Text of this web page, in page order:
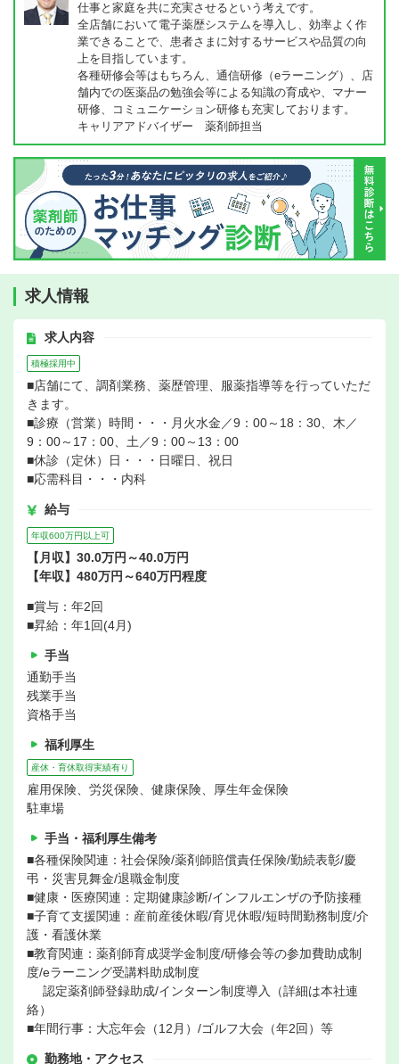
仕事と家庭を共に充実させるという考えです。
全店舗において電子薬歴システムを導入し、効率よく作
業できることで、患者さまに対するサービスや品質の向
上を目指しています。
各種研修会等はもちろん、通信研修（eラーニング）、店
舗内での医薬品の勉強会等による知識の育成や、マナー
研修、コミュニケーション研修も充実しております。
キャリアアドバイザー 薬剤師担当
求人情報
求人内容
積極採用中
■店舗にて、調剤業務、薬歴管理、服薬指導等を行っていただ
きます。
■診療（営業）時間・・・月火水金／9：00～18：30、木／
9：00～17：00、土／9：00～13：00
■休診（定休）日・・・日曜日、祝日
■応需科目・・・内科
給与
年収600万円以上可
【月収】30.0万円～40.0万円
【年収】480万円～640万円程度
■賞与：年2回
■昇給：年1回(4月)
手当
通勤手当
残業手当
資格手当
福利厚生
産休・育休取得実績有り
雇用保険、労災保険、健康保険、厚生年金保険
駐車場
手当・福利厚生備考
■各種保険関連：社会保険/薬剤師賠償責任保険/勤続表彰/慶
弔・災害見舞金/退職金制度
■健康・医療関連：定期健康診断/インフルエンザの予防接種
■子育て支援関連：産前産後休暇/育児休暇/短時間勤務制度/介
護・看護休業
■教育関連：薬剤師育成奨学金制度/研修会等の参加費助成制
度/eラーニング受講料助成制度
認定薬剤師登録助成/インターン制度導入（詳細は本社連
絡）
■年間行事：大忘年会（12月）/ゴルフ大会（年2回）等
勤務地・アクセス